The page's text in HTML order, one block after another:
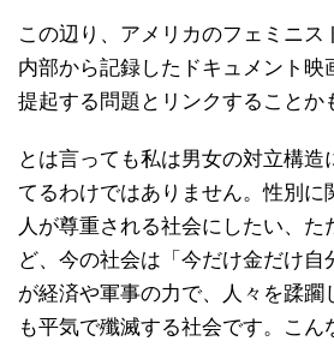
この辺り、アメリカのフェミニス
内部から記録したドキュメント映
提起する問題とリンクすることか
とは言っても私は男女の対立構造
てるわけではありません。性別に
人が尊重される社会にしたい、た
ど、今の社会は「今だけ金だけ自
が経済や軍事の力で、人々を蹂躙
も平気で殲滅する社会です。こん